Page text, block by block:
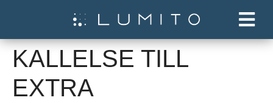
KALLELSE TILL
EXTRA